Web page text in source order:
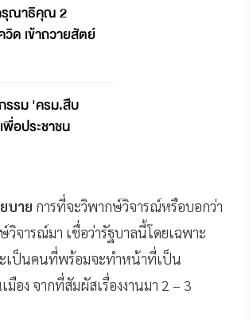
รุณาธิคุณ 2
ด เข้าถวายสัตย์
รรม 'ครม.สืบ
อประชาชน
บาย การที่จะวิพากษ์วิจารณ์หรือบอกว่า
จารณ์มา เชื่อว่ารัฐบาลนี้โดยเฉพาะ
เป็นคนที่พร้อมจะทำหน้าที่เป็น
อง จากที่สัมผัสเรื่องงานมา 2 – 3